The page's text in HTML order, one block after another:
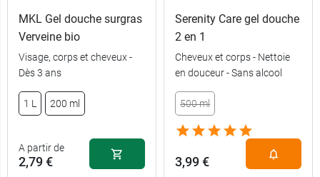
2 x 200 ml 8,99 €
MKL Gel douche surgras
Verveine bio
Visage, corps et cheveux -
Dès 3 ans
1 L 200 ml
A partir de
2,79 €
Serenity Care gel douche
2 en 1
Cheveux et corps - Nettoie
en douceur - Sans alcool
500 ml
3,99 €